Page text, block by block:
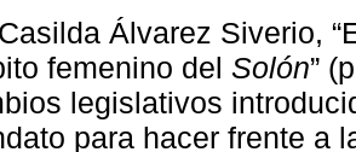
Álvarez Siverio,
femenino del Solón”
legislativos
para hacer frente a